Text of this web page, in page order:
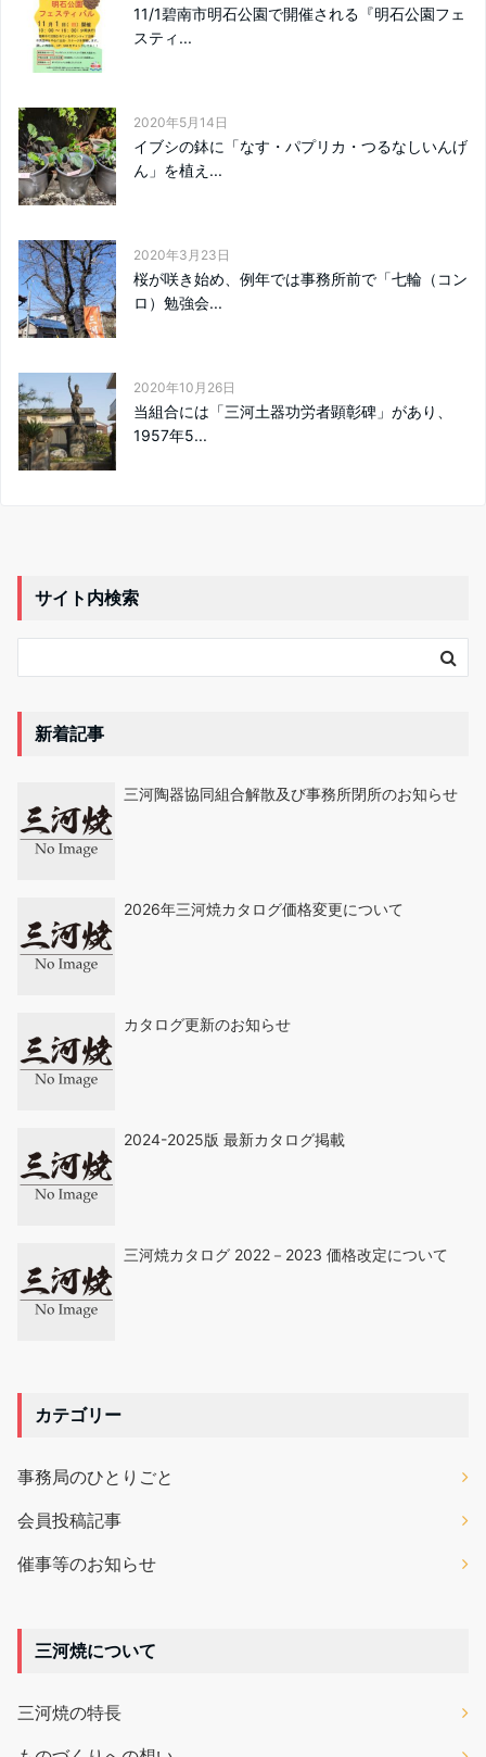
11/1碧南市明石公園で開催される『明石公園フェ
スティ...
2020年5月14日
イブシの鉢に「なす・パプリカ・つるなしいんげ
ん」を植え...
2020年3月23日
桜が咲き始め、例年では事務所前で「七輪（コン
ロ）勉強会...
2020年10月26日
当組合には「三河土器功労者顕彰碑」があり、
1957年5...
サイト内検索
新着記事
三河陶器協同組合解散及び事務所閉所のお知らせ
2026年三河焼カタログ価格変更について
カタログ更新のお知らせ
2024-2025版 最新カタログ掲載
三河焼カタログ 2022－2023 価格改定について
カテゴリー
事務局のひとりごと
会員投稿記事
催事等のお知らせ
三河焼について
三河焼の特長